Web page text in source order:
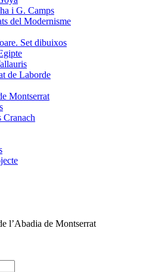
i G. Camps
del Modernisme
Set dibuixos
de Laborde
Montserrat
Cranach
l’Abadia de Montserrat